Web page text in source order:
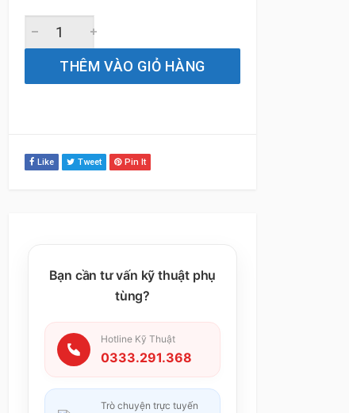
THÊM VÀO GIỎ HÀNG
Like Tweet Pin It
Bạn cần tư vấn kỹ thuật phụ
tùng?
Hotline Kỹ Thuật
0333.291.368
Trò chuyện trực tuyến